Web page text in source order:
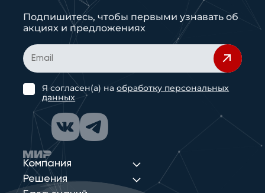
Компания
Решения
Подпишитесь, чтобы первыми узнавать об
акциях и предложениях
Я согласен(а) наобработку персональных
данных